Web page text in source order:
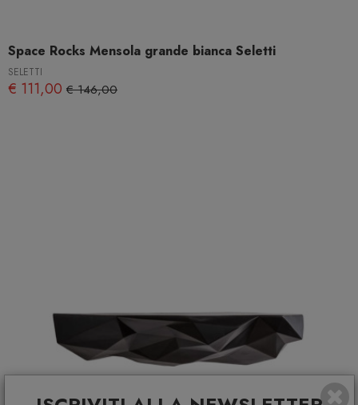
Space Rocks Mensola grande bianca Seletti
SELETTI
€ 111,00 € 146,00